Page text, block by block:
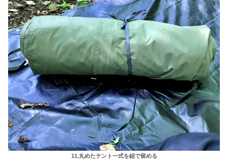
11.丸めたテント一式を紐で留める